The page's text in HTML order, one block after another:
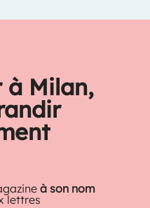
à Milan,
à son nom
lettres